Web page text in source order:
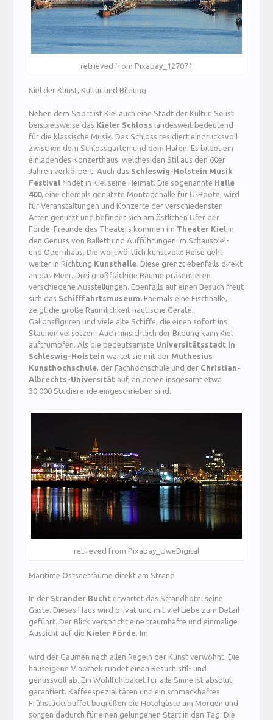
retrieved from Pixabay_127071
Kiel der Kunst, Kultur und Bildung
Neben dem Sport ist Kiel auch eine Stadt der Kultur. So ist
beispielsweise das Kieler Schloss landesweit bedeutend
für die klassische Musik. Das Schloss residiert eindrucksvoll
zwischen dem Schlossgarten und dem Hafen. Es bildet ein
einladendes Konzerthaus, welches den Stil aus den 60er
Jahren verkörpert. Auch das Schleswig-Holstein Musik
Festival findet in Kiel seine Heimat. Die sogenannte Halle
400, eine ehemals genutzte Montagehalle für U-Boote, wird
für Veranstaltungen und Konzerte der verschiedensten
Arten genutzt und befindet sich am östlichen Ufer der
Förde. Freunde des Theaters kommen im Theater Kiel in
den Genuss von Ballett und Aufführungen im Schauspiel-
und Opernhaus. Die wortwörtlich kunstvolle Reise geht
weiter in Richtung Kunsthalle. Diese grenzt ebenfalls direkt
an das Meer. Drei großflächige Räume präsentieren
verschiedene Ausstellungen. Ebenfalls auf einen Besuch freut
sich das Schifffahrtsmuseum. Ehemals eine Fischhalle,
zeigt die große Räumlichkeit nautische Geräte,
Galionsfiguren und viele alte Schiffe, die einen sofort ins
Staunen versetzen. Auch hinsichtlich der Bildung kann Kiel
auftrumpfen. Als die bedeutsamste Universitätsstadt in
Schleswig-Holstein wartet sie mit der Muthesius
Kunsthochschule, der Fachhochschule und der Christian-
Albrechts-Universität auf, an denen insgesamt etwa
30.000 Studierende eingeschrieben sind.
retireved from Pixabay_UweDigital
Maritime Ostseeträume direkt am Strand
In der Strander Bucht erwartet das Strandhotel seine
Gäste. Dieses Haus wird privat und mit viel Liebe zum Detail
geführt. Der Blick verspricht eine traumhafte und einmalige
Aussicht auf die Kieler Förde. Im
wird der Gaumen nach allen Regeln der Kunst verwöhnt. Die
hauseigene Vinothek rundet einen Besuch stil- und
genussvoll ab. Ein Wohlfühlpaket für alle Sinne ist absolut
garantiert. Kaffeespezialitäten und ein schmackhaftes
Frühstücksbuffet begrüßen die Hotelgäste am Morgen und
sorgen dadurch für einen gelungenen Start in den Tag. Die